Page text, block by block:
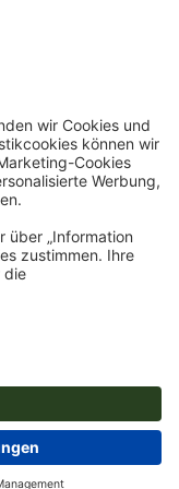
Die Aktion gilt bis
Rabattcode und künftig
wieder abmelden.
Einmalig einlösbar.
weiteren Aktionen oder
sechs Wochen gültig.
Kein
Nicht mit weiteren
31.08.2026.
Kein